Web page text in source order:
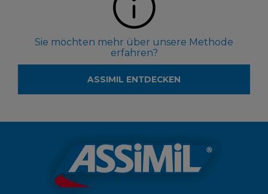
Sie möchten mehr über unsere Methode
erfahren?
ASSIMIL ENTDECKEN